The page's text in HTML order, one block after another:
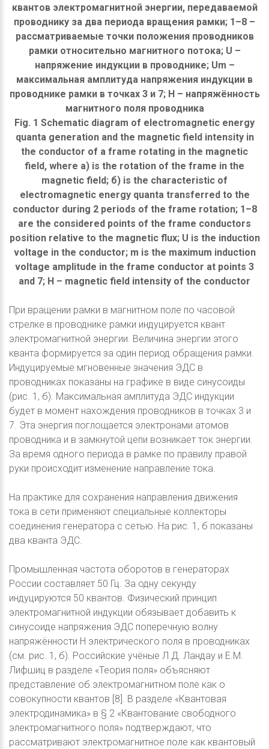
квантов электромагнитной энергии, передаваемой
проводнику за два периода вращения рамки; 1–8 –
рассматриваемые точки положения проводников
рамки относительно магнитного потока; U –
напряжение индукции в проводнике; Um –
максимальная амплитуда напряжения индукции в
проводнике рамки в точках 3 и 7; Н – напряжённость
магнитного поля проводника
Fig. 1 Schematic diagram of electromagnetic energy
quanta generation and the magnetic field intensity in
the conductor of a frame rotating in the magnetic
field, where а) is the rotation of the frame in the
magnetic field; б) is the characteristic of
electromagnetic energy quanta transferred to the
conductor during 2 periods of the frame rotation; 1–8
are the considered points of the frame conductors
position relative to the magnetic flux; U is the induction
voltage in the conductor; m is the maximum induction
voltage amplitude in the frame conductor at points 3
and 7; H – magnetic field intensity of the conductor
При вращении рамки в магнитном поле по часовой
стрелке в проводнике рамки индуцируется квант
электромагнитной энергии. Величина энергии этого
кванта формируется за один период обращения рамки.
Индуцируемые мгновенные значения ЭДС в
проводниках показаны на графике в виде синусоиды
(рис. 1, б). Максимальная амплитуда ЭДС индукции
будет в момент нахождения проводников в точках 3 и
7. Эта энергия поглощается электронами атомов
проводника и в замкнутой цепи возникает ток энергии.
За время одного периода в рамке по правилу правой
руки происходит изменение направление тока.
На практике для сохранения направления движения
тока в сети применяют специальные коллекторы
соединения генератора с сетью. На рис. 1, б показаны
два кванта ЭДС.
Промышленная частота оборотов в генераторах
России составляет 50 Гц. За одну секунду
индуцируются 50 квантов. Физический принцип
электромагнитной индукции обязывает добавить к
синусоиде напряжения ЭДС поперечную волну
напряжённости Н электрического поля в проводниках
(см. рис. 1, б). Российские учёные Л.Д. Ландау и Е.М.
Лифшиц в разделе «Теория поля» объясняют
представление об электромагнитном поле как о
совокупности квантов [8]. В разделе «Квантовая
электродинамика» в § 2 «Квантование свободного
электромагнитного поля» подтверждают, что
рассматривают электромагнитное поле как квантовый